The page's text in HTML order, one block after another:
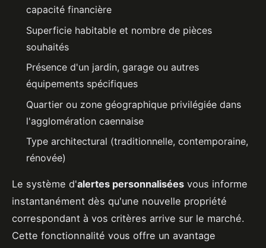
capacité financière
Superficie habitable et nombre de pièces
souhaités
Présence d'un jardin, garage ou autres
équipements spécifiques
Quartier ou zone géographique privilégiée dans
l'agglomération caennaise
Type architectural (traditionnelle, contemporaine,
rénovée)
Le système d'alertes personnalisées vous informe
instantanément dès qu'une nouvelle propriété
correspondant à vos critères arrive sur le marché.
Cette fonctionnalité vous offre un avantage